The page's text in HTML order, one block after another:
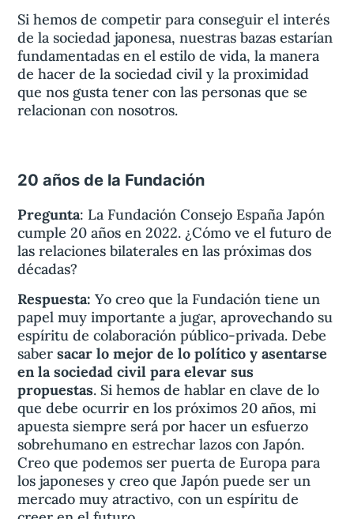
Si hemos de competir para conseguir el interés
de la sociedad japonesa, nuestras bazas estarían
fundamentadas en el estilo de vida, la manera
de hacer de la sociedad civil y la proximidad
que nos gusta tener con las personas que se
relacionan con nosotros.
20 años de la Fundación
Pregunta: La Fundación Consejo España Japón
cumple 20 años en 2022. ¿Cómo ve el futuro de
las relaciones bilaterales en las próximas dos
décadas?
Respuesta: Yo creo que la Fundación tiene un
papel muy importante a jugar, aprovechando su
espíritu de colaboración público-privada. Debe
sabersacar lo mejor de lo político y asentarse
en la sociedad civil para elevar sus
propuestas. Si hemos de hablar en clave de lo
que debe ocurrir en los próximos 20 años, mi
apuesta siempre será por hacer un esfuerzo
sobrehumano en estrechar lazos con Japón.
Creo que podemos ser puerta de Europa para
los japoneses y creo que Japón puede ser un
mercado muy atractivo, con un espíritu de